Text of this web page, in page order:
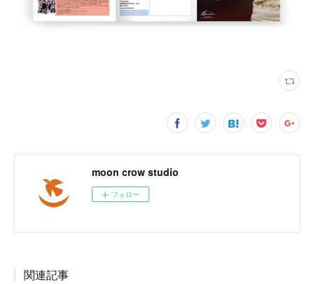
moon crow studio
フォロー
関連記事